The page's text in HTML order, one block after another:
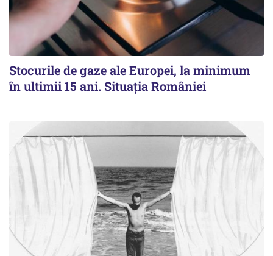
Stocurile de gaze ale Europei, la minimum
în ultimii 15 ani. Situația României